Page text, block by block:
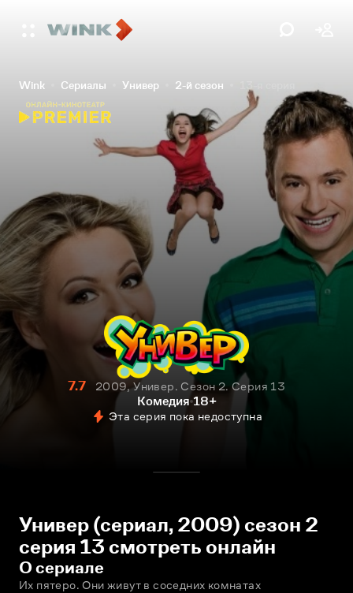
Wink Сериалы Универ 2-й сезон
7.7
2009, Универ. Сезон 2. Серия 13
Комедия 18+
Эта серия пока недоступна
Универ (сериал, 2009) сезон 2
серия 13 смотреть онлайн
О сериале
Их пятеро. Они живут в соседних комнатах